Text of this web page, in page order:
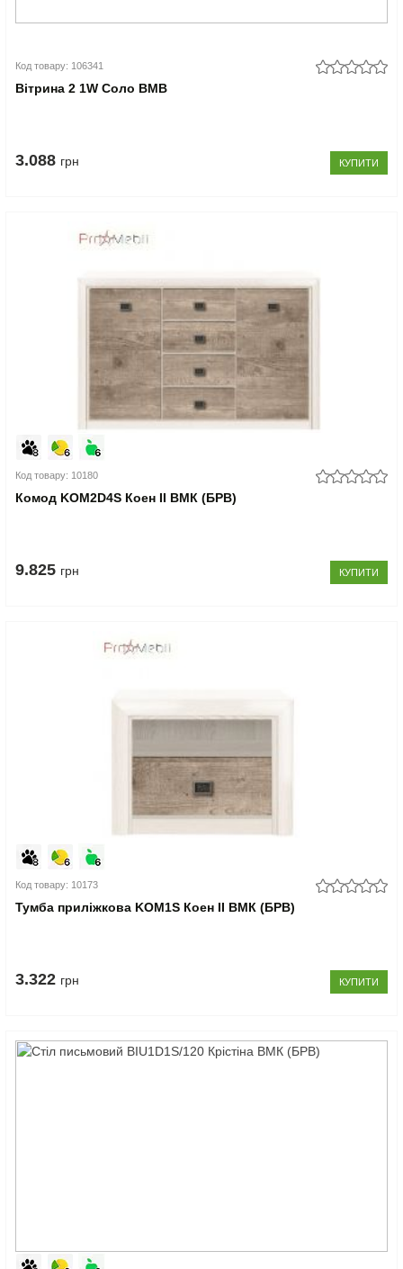
Код товару: 106341
Вітрина 2 1W Соло ВМВ
3.088 грн КУПИТИ
Код товару: 10180
Комод KOM2D4S Коен II ВМК (БРВ)
9.825 грн КУПИТИ
Код товару: 10173
Тумба приліжкова KOM1S Коен II ВМК (БРВ)
3.322 грн КУПИТИ